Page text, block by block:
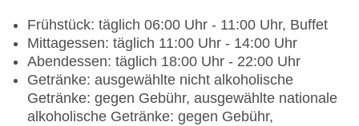
Frühstück: täglich 06:00 Uhr - 11:00 Uhr, Buffet
Mittagessen: täglich 11:00 Uhr - 14:00 Uhr
Abendessen: täglich 18:00 Uhr - 22:00 Uhr
Getränke: ausgewählte nicht alkoholische
Getränke: gegen Gebühr, ausgewählte nationale
alkoholische Getränke: gegen Gebühr,